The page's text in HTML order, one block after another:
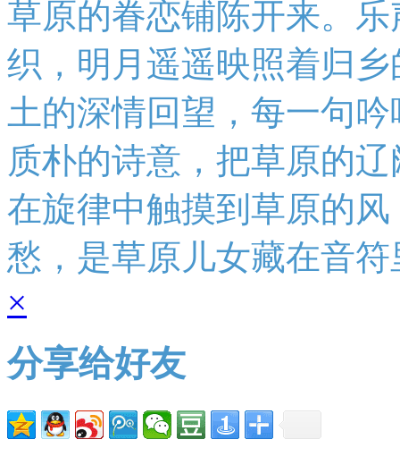
草原的眷恋铺陈开来。
织，明月遥遥映照着归
土的深情回望，每一句
质朴的诗意，把草原的
在旋律中触摸到草原的
愁，是草原儿女藏在音
×
分享给好友